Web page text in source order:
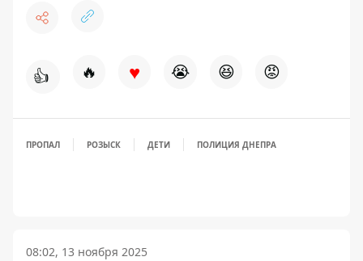
👍 🔥 ♥ 😭 😆 😡
ПРОПАЛ РОЗЫСК ДЕТИ ПОЛИЦИЯ ДНЕПРА
08:02, 13 ноября 2025